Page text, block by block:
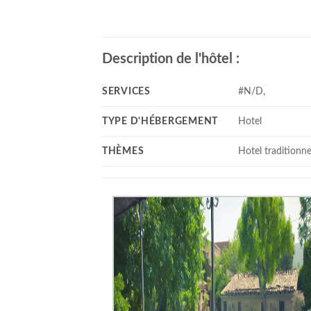
Description de l'hôtel :
SERVICES #N/D,
TYPE D'HÉBERGEMENT Hotel
THÈMES Hotel